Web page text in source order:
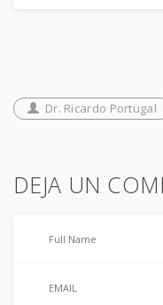
Dr. Ricardo Portugal
DEJA UN